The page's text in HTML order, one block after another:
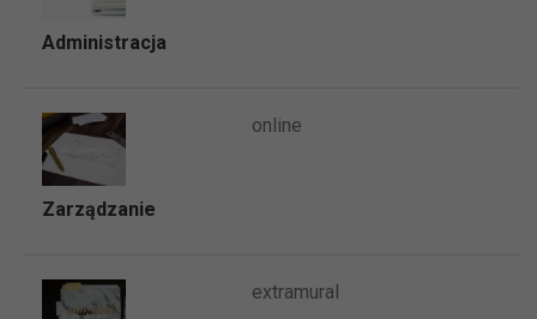
Administracja
Zarządzanie
online
extramural